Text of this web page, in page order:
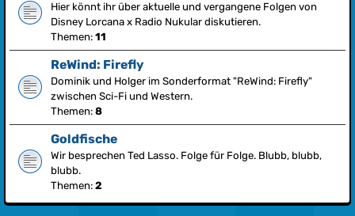
Hier könnt ihr über aktuelle und vergangene Folgen von
Disney Lorcana x Radio Nukular diskutieren.
Themen: 11
ReWind: Firefly
Dominik und Holger im Sonderformat "ReWind: Firefly"
zwischen Sci-Fi und Western.
Themen: 8
Goldfische
Wir besprechen Ted Lasso. Folge für Folge. Blubb, blubb,
blubb.
Themen: 2